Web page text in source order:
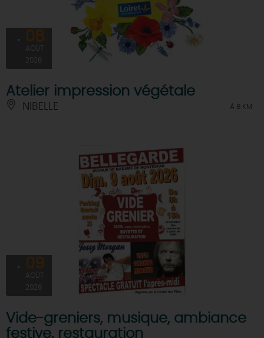
08
AOÛT
2026
Atelier impression végétale
NIBELLE À 8 KM
09
AOÛT
2026
Vide-greniers, musique, ambiance
festive, restauration